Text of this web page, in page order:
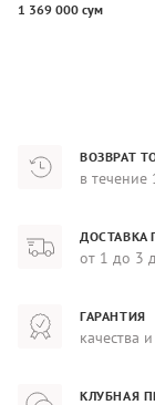
1 369 000 сум
ВОЗВРАТ
в течение
ДОСТАВКА
от 1 до 3
ГАРАНТИЯ
качества
КЛУБНАЯ